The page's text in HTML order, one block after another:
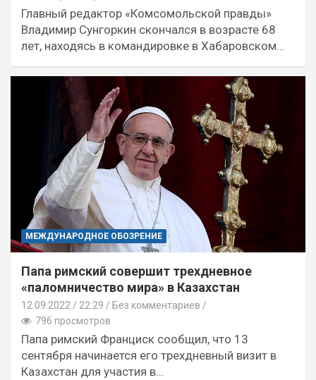
Главный редактор «Комсомольской правды»
Владимир Сунгоркин скончался в возрасте 68
лет, находясь в командировке в Хабаровском…
МЕЖДУНАРОДНОЕ ОБОЗРЕНИЕ
Папа римский совершит трехдневное
«паломничество мира» в Казахстан
12.09.2022 22:29 / Без комментариев
796 просмотров
Папа римский Франциск сообщил, что 13
сентября начинается его трехдневный визит в
Казахстан для участия в…